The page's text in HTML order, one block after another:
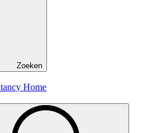
Zoeken
Home